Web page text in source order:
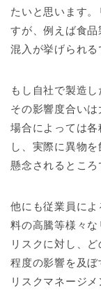
たいと思います
すが、例えば食
混入が挙げられる
もし自社で製造
その影響度合いは
場合によっては
し、実際に異物
懸念されるところ
他にも従業員に
料の高騰等様々
リスクに対し、
程度の影響を及
リスクマネージメ